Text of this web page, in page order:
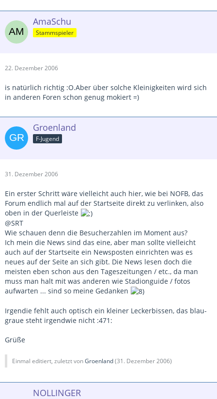
AmaSchu
Stammspieler
22. Dezember 2006
is natürlich richtig :O.Aber über solche Kleinigkeiten wird sich
in anderen Foren schon genug mokiert =)
Groenland
F-Jugend
31. Dezember 2006
Ein erster Schritt wäre vielleicht auch hier, wie bei NOFB, das
Forum endlich mal auf der Startseite direkt zu verlinken, also
oben in der Querleiste
@SRT
Wie schauen denn die Besucherzahlen im Moment aus?
Ich mein die News sind das eine, aber man sollte vielleicht
auch auf der Startseite ein Newsposten einrichten was es
neues auf der Seite an sich gibt. Die News lesen doch die
meisten eben schon aus den Tageszeitungen / etc., da man
muss man halt mit was anderen wie Stadionguide / fotos
aufwarten ... sind so meine Gedanken
Irgendie fehlt auch optisch ein kleiner Leckerbissen, das blau-
graue steht irgendwie nicht :471:
Grüße
Einmal editiert, zuletzt vonGroenland(31. Dezember 2006)
NOLLINGER